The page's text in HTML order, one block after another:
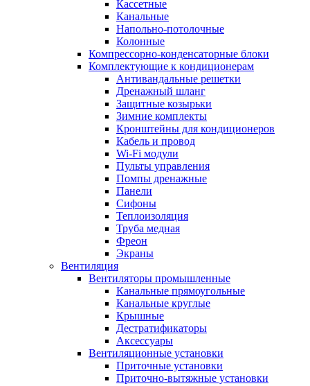
Кассетные
Канальные
Напольно-потолочные
Колонные
Компрессорно-конденсаторные блоки
Комплектующие к кондиционерам
Антивандальные решетки
Дренажный шланг
Защитные козырьки
Зимние комплекты
Кронштейны для кондиционеров
Кабель и провод
Wi-Fi модули
Пульты управления
Помпы дренажные
Панели
Сифоны
Теплоизоляция
Труба медная
Фреон
Экраны
Вентиляция
Вентиляторы промышленные
Канальные прямоугольные
Канальные круглые
Крышные
Дестратификаторы
Аксессуары
Вентиляционные установки
Приточные установки
Приточно-вытяжные установки